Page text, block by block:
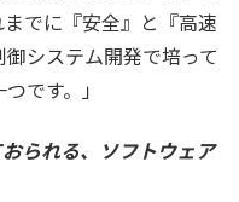
でに『安全』と『高速
システム開発で培って
です。」
られる、ソフトウェア